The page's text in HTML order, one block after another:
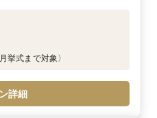
挙式まで対象〉
詳細